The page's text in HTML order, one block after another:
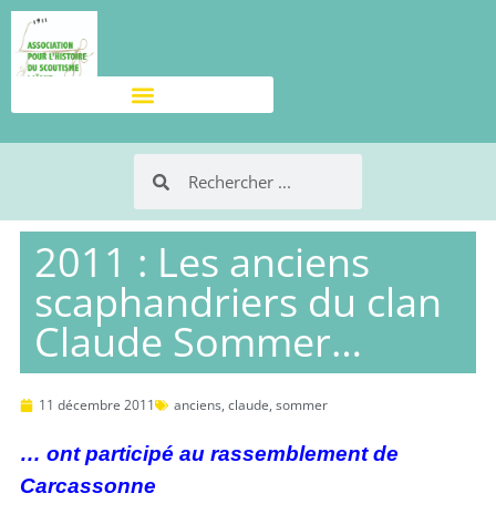
2011 : Les anciens
scaphandriers du clan
Claude Sommer…
11 décembre 2011 anciens, claude, sommer
… ont participé au rassemblement de
Carcassonne